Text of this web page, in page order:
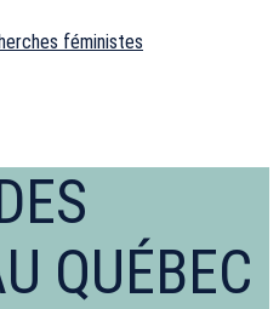
féministes
QUÉBEC